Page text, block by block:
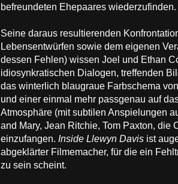
befreundeten Ehepaares wiederzufinden.
Seine daraus resultierenden
Lebensentwürfen sowie dem eigenen
dessen Fehlen) wissen Joel und Ethan
idiosynkratischen Dialogen, treffenden
das winterlich blaugraue Farbschema
und einer einmal mehr passgenau auf
Atmosphäre (mit subtilen Anspielungen
and Mary, Jean Ritchie, Tom Paxton, die
einzufangen. Inside Llewyn Davis ist
abgeklärter Filmemacher, für die ein
zu sein scheint.